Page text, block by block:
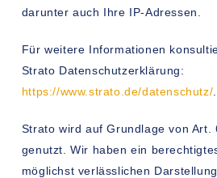
darunter auch Ihre IP-Adressen.
Für weitere Informationen
Strato Datenschutzerklärung:
https://www.strato.de/datenschutz/.
Strato wird auf Grundlage von Art.
genutzt. Wir haben ein
möglichst verlässlichen